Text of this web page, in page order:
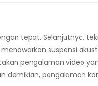
tepat. Selanjutnya,
suspensi
pengalaman video
demikian, pengalaman